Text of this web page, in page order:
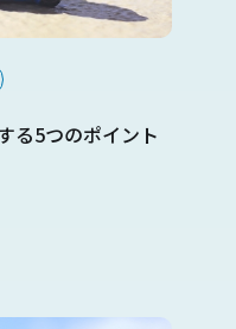
る5つのポイント